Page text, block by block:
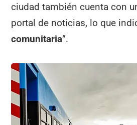
ciudad también cuenta con
portal de noticias, lo que
comunitaria”.